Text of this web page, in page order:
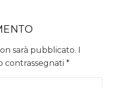
sarà pubblicato.
contrassegnati *